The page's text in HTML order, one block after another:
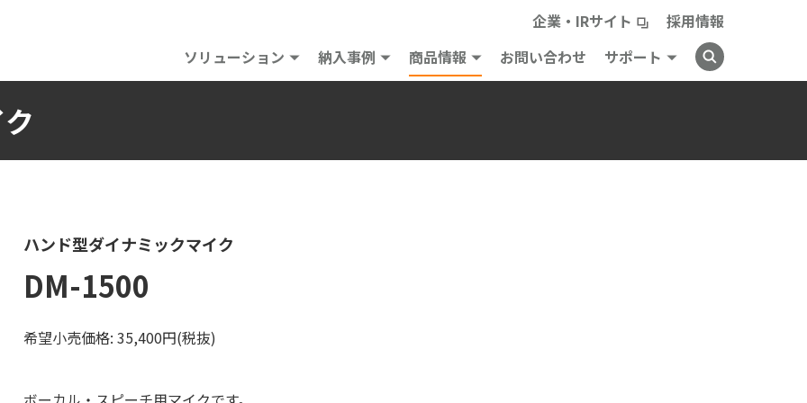
企業・IRサイト
採用情報
ソリューション
納入事例 商品情報 お問い合わせ サポート
ハンド型ダイナミックマイク
DM-1500
希望小売価格: 35,400円(税抜)